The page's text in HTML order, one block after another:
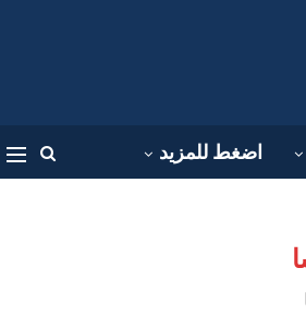
اضغط للمزيد